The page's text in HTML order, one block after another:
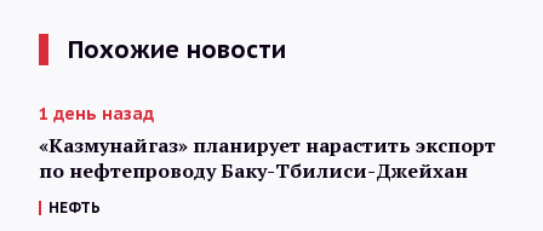
Похожие новости
1 день назад
«Казмунайгаз» планирует нарастить экспорт
по нефтепроводу Баку-Тбилиси-Джейхан
НЕФТЬ